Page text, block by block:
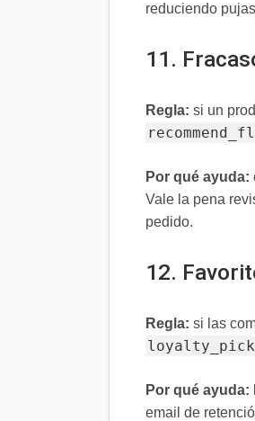
reduciendo
11.
Regla: si un
Por qué ayuda:
Vale la pena
pedido.
12.
Regla: si las
loyalty_pick
Por qué ayuda:
email de